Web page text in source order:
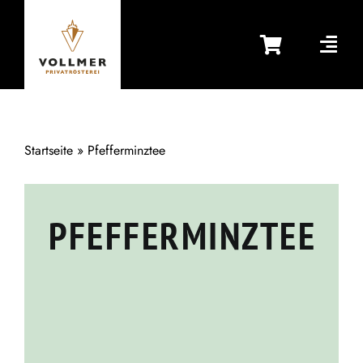
springen
Startseite» Pfefferminztee
PFEFFERMINZTEE